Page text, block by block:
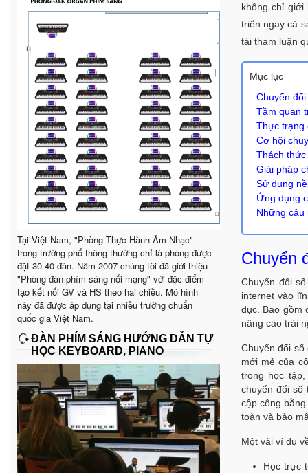
Tại Việt Nam, "Phòng Thực Hành Âm Nhạc"
trong trường phổ thông thường chỉ là phòng được
đặt 30-40 đàn. Năm 2007 chúng tôi đã giới thiệu
"Phòng đàn phím sáng nối mạng" với đặc điểm
tạo kết nối GV và HS theo hai chiều. Mô hình
này đã được áp dụng tại nhiều trường chuẩn
quốc gia Việt Nam.
ĐÀN PHÍM SÁNG HƯỚNG DẪN TỰ
HỌC KEYBOARD, PIANO
không chỉ
triển ngay cả
tài tham luận
Mục lục
Chuyển
Tầm quan
Thực trạng
Cơ hội
Thách
Giải pháp
Sử dụng
Ứng dụng
Những câu
Chuyển
Chuyển đổi
internet vào
dục. Bao gồm
nâng cao trải
Chuyển đổi số
mới mẻ của
trong học
chuyển đổi số
cập công
toàn và bảo
Một vài ví dụ
Học trực